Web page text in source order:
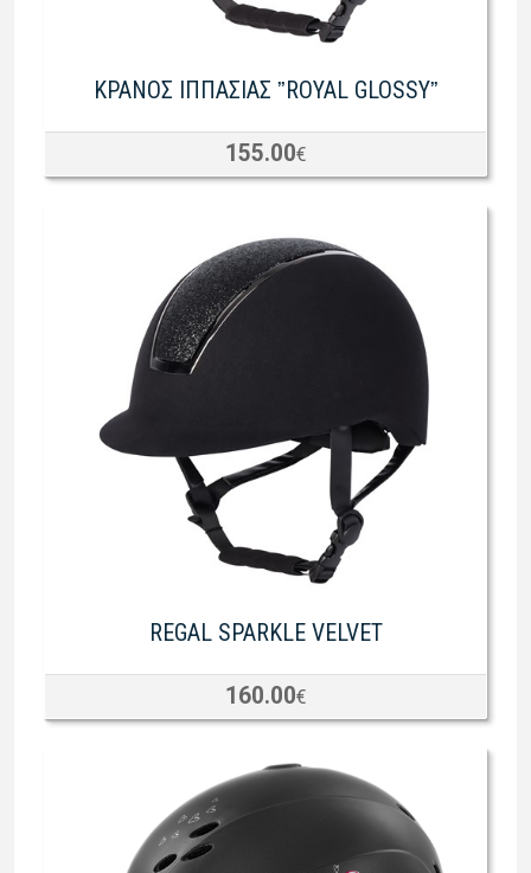
ΚΡΑΝΟΣ ΙΠΠΑΣΙΑΣ ˮROYAL GLOSSYˮ
155.00€
REGAL SPARKLE VELVET
160.00€